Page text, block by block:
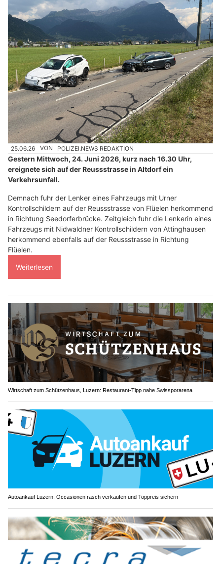
25.06.26 VON POLIZEI.NEWS REDAKTION
Gestern Mittwoch, 24. Juni 2026, kurz nach 16.30 Uhr,
ereignete sich auf der Reussstrasse in Altdorf ein
Verkehrsunfall.
Demnach fuhr der Lenker eines Fahrzeugs mit Urner
Kontrollschildern auf der Reussstrasse von Flüelen herkommend
in Richtung Seedorferbrücke. Zeitgleich fuhr die Lenkerin eines
Fahrzeugs mit Nidwaldner Kontrollschildern von Attinghausen
herkommend ebenfalls auf der Reussstrasse in Richtung
Flüelen.
Weiterlesen
Wirtschaft zum Schützenhaus, Luzern: Restaurant-Tipp nahe Swissporarena
Autoankauf Luzern: Occasionen rasch verkaufen und Toppreis sichern